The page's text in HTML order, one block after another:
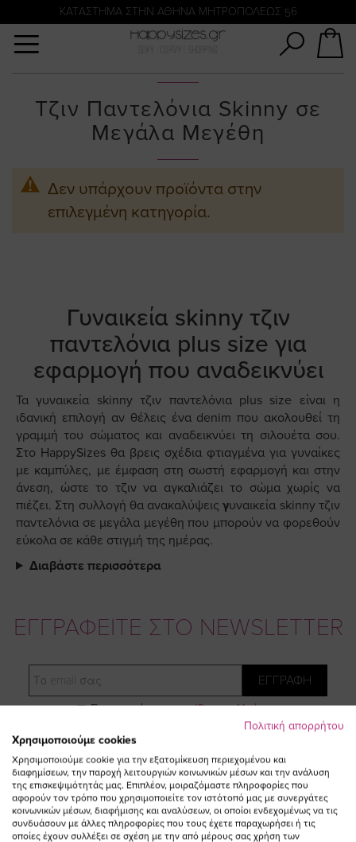
KATΑΣΤΗΜΑ ΣΤΗΝ ΑΘΗΝΑ ΜΗΤΡΟΠΟΛΕΩΣ 56
Τζιν Παντελόνια Skinny σε
Μεγάλα Μεγέθη
Δεν υπάρχουν προϊόντα στην
επιλεγμένη κατηγορία.
Γυναικεία skinny τζιν
παντελόνια plus size για
εφαρμογή που αναδεικνύει
Τα γυναικεία skinny τζιν παντελόνια plus size είναι η
ιδανική επιλογή αν θέλεις ένα denim που ακολουθεί τη
γραμμή του σώματος και αναδεικνύει τη σιλουέτα σου.
Στο HappySizes θα βρεις σχέδια φτιαγμένα για γυναίκες
με καμπύλες, με έμφαση στη σωστή εφαρμογή και στην
άνεση, ώστε το τζιν να αγκαλιάζει το σώμα χωρίς να
πιέζει. Στη συλλογή θα ανακαλύψειςγυναικεία skinny τζιν
παντελόνια σε μεγάλα μεγέθη που μπορούν να φορεθούν
εύκολα σε κάθε στιγμή της ημέρας.
Διαβάστε περισσότερα
ΕΓΓΡΑΦΕΙΤΕ ΣΤΟ NEWSLETTER
Email
ΕΓΓΡΑΦΗ
Συμφωνώ με τουςΌρους Χρήσης
Αναζήτηση
Πολιτική απορρήτου
Χρησιμοποιούμε cookies
Χρησιμοποιούμε cookie για την εξατομίκευση περιεχομένου και
διαφημίσεων, την παροχή λειτουργιών κοινωνικών μέσων και την ανάλυση
της επισκεψιμότητάς μας. Επιπλέον, μοιραζόμαστε πληροφορίες που
αφορούν τον τρόπο που χρησιμοποιείτε τον ιστότοπό μας με συνεργάτες
κοινωνικών μέσων, διαφήμισης και αναλύσεων, οι οποίοι ενδεχομένως να τις
συνδυάσουν με άλλες πληροφορίες που τους έχετε παραχωρήσει ή τις
οποίες έχουν συλλέξει σε σχέση με την από μέρους σας χρήση των